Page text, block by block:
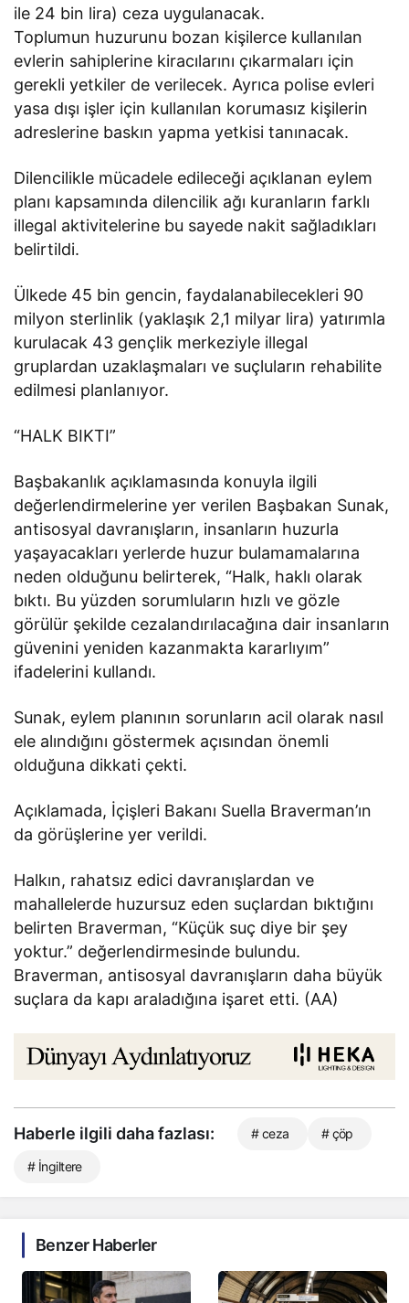
ile 24 bin lira) ceza uygulanacak.
Toplumun huzurunu bozan kişilerce kullanılan
evlerin sahiplerine kiracılarını çıkarmaları için
gerekli yetkiler de verilecek. Ayrıca polise evleri
yasa dışı işler için kullanılan korumasız kişilerin
adreslerine baskın yapma yetkisi tanınacak.
Dilencilikle mücadele edileceği açıklanan eylem
planı kapsamında dilencilik ağı kuranların farklı
illegal aktivitelerine bu sayede nakit sağladıkları
belirtildi.
Ülkede 45 bin gencin, faydalanabilecekleri 90
milyon sterlinlik (yaklaşık 2,1 milyar lira) yatırımla
kurulacak 43 gençlik merkeziyle illegal
gruplardan uzaklaşmaları ve suçluların rehabilite
edilmesi planlanıyor.
“HALK BIKTI”
Başbakanlık açıklamasında konuyla ilgili
değerlendirmelerine yer verilen Başbakan Sunak,
antisosyal davranışların, insanların huzurla
yaşayacakları yerlerde huzur bulamamalarına
neden olduğunu belirterek, “Halk, haklı olarak
bıktı. Bu yüzden sorumluların hızlı ve gözle
görülür şekilde cezalandırılacağına dair insanların
güvenini yeniden kazanmakta kararlıyım”
ifadelerini kullandı.
Sunak, eylem planının sorunların acil olarak nasıl
ele alındığını göstermek açısından önemli
olduğuna dikkati çekti.
Açıklamada, İçişleri Bakanı Suella Braverman’ın
da görüşlerine yer verildi.
Halkın, rahatsız edici davranışlardan ve
mahallelerde huzursuz eden suçlardan bıktığını
belirten Braverman, “Küçük suç diye bir şey
yoktur.” değerlendirmesinde bulundu.
Braverman, antisosyal davranışların daha büyük
suçlara da kapı araladığına işaret etti. (AA)
Haberle ilgili daha fazlası: # ceza # çöp
# İngiltere
Benzer Haberler